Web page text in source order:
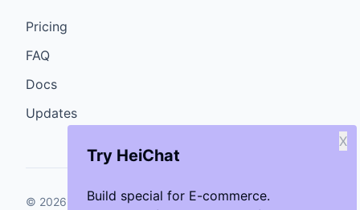
Try HeiChat
Build special for E-commerce.
X
Pricing
FAQ
Docs
Updates
© 2026 GenCybers Inc. All rights reserved.